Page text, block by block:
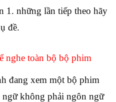
1. những lần tiếp theo hãy
đề.
nghe toàn bộ bộ phim
đang xem một bộ phim
không phải ngôn ngữ